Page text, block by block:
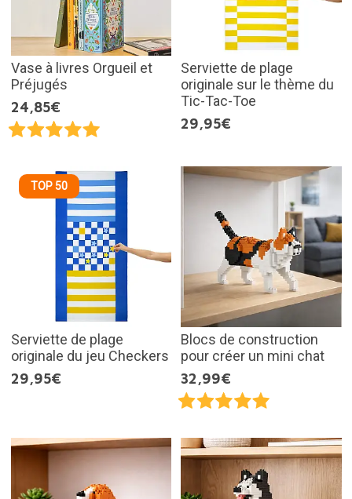
Vase à livres Orgueil et
Préjugés
24,85€
Serviette de plage
originale sur le thème du
Tic-Tac-Toe
29,95€
TOP 50
Serviette de plage
originale du jeu Checkers
29,95€
Blocs de construction
pour créer un mini chat
32,99€